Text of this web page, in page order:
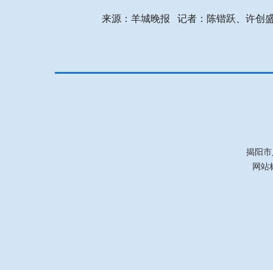
来源：羊城晚报 记者：陈锴跃、许创
揭阳
网